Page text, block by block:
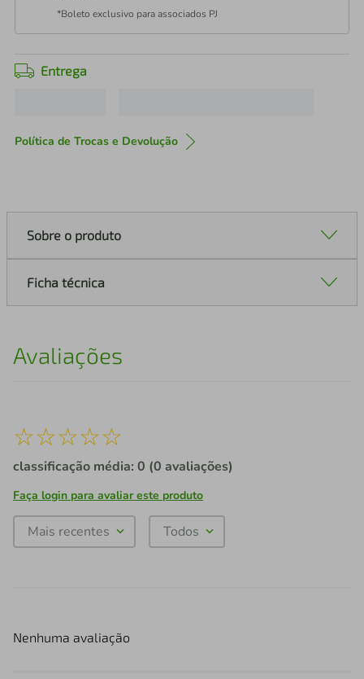
*Boleto exclusivo para associados PJ
Entrega
Política de Trocas e Devolução
Sobre o produto
Ficha técnica
Avaliações
☆☆☆☆☆
classificação média: 0 (0 avaliações)
Faça login para avaliar este produto
Mais recentes Todos
Nenhuma avaliação